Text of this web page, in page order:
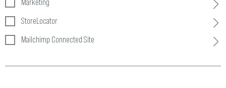
Marketing
StoreLocator
Mailchimp Connected Site